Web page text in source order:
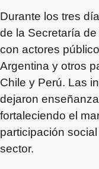
Durante los tres
de la Secretaría
con actores
Argentina y otros
Chile y Perú. Las
dejaron
fortaleciendo el
participación
sector.